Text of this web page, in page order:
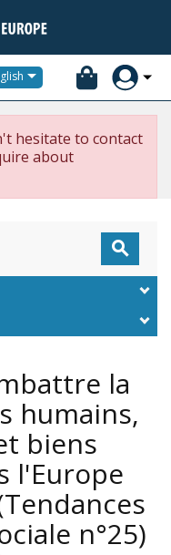

hesitate to contact
about

la
humains,
biens
l'Europe
n°25)